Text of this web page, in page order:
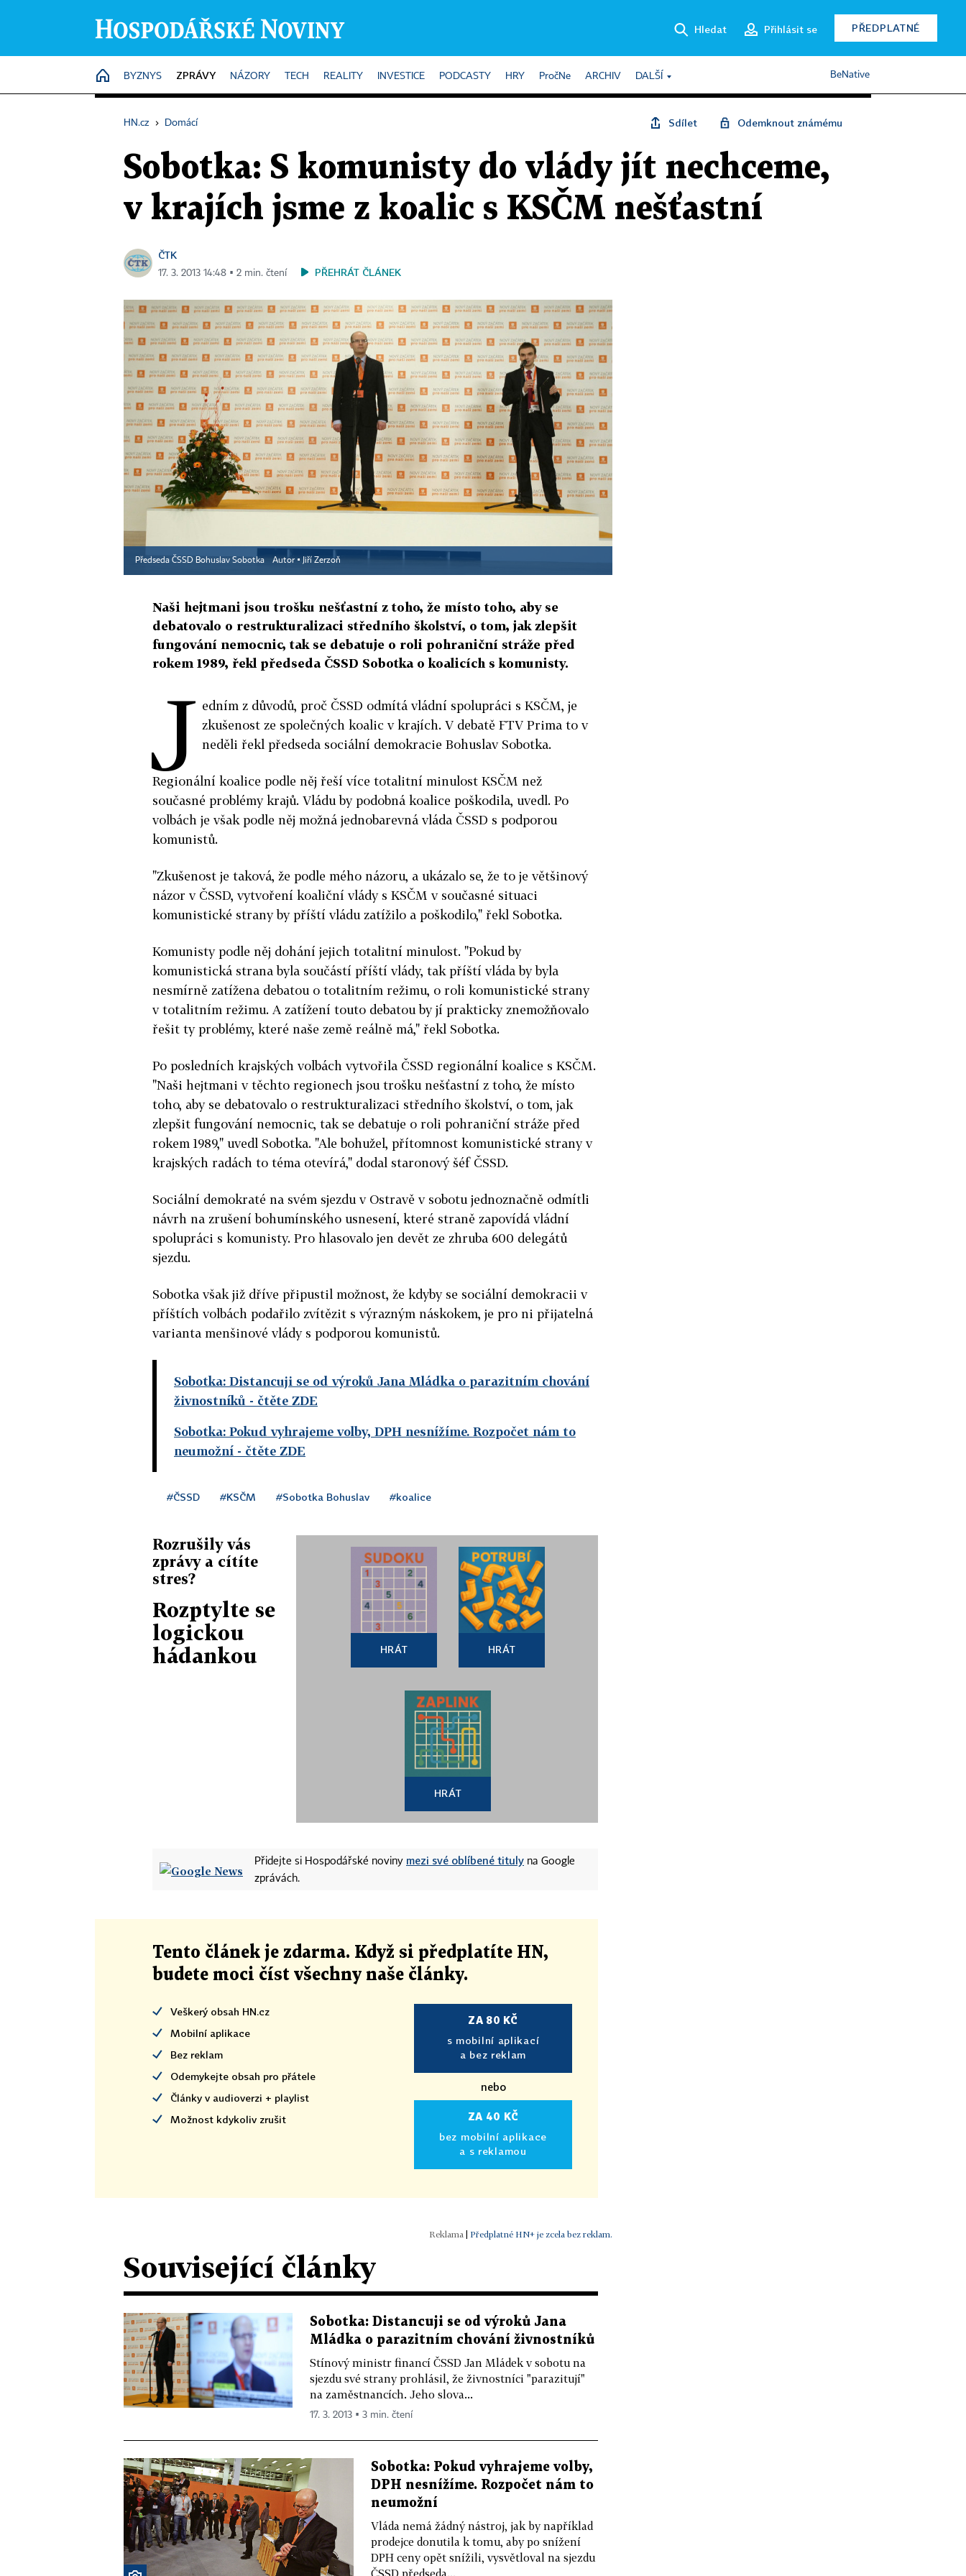
Hledat Přihlásit se PŘEDPLATNÉ
HOME
BYZNYS ZPRÁVY NÁZORY TECH REALITY INVESTICE PODCASTY HRY PročNe ARCHIV DALŠÍ BeNative
HN.cz › Domácí Sdílet Odemknout známému
Sobotka: S komunisty do vlády jít nechceme,
v krajích jsme z koalic s KSČM nešťastní
ČTK
17. 3. 2013 14:48 ▪ 2 min. čtení PŘEHRÁT ČLÁNEK
Předseda ČSSD Bohuslav Sobotka Autor ▪ Jiří Zerzoň
Naši hejtmani jsou trošku nešťastní z toho, že místo toho, aby se
debatovalo o restrukturalizaci středního školství, o tom, jak zlepšit
fungování nemocnic, tak se debatuje o roli pohraniční stráže před
rokem 1989, řekl předseda ČSSD Sobotka o koalicích s komunisty.
J edním z důvodů, proč ČSSD odmítá vládní spolupráci s KSČM, je
zkušenost ze společných koalic v krajích. V debatě FTV Prima to v
neděli řekl předseda sociální demokracie Bohuslav Sobotka.
Regionální koalice podle něj řeší více totalitní minulost KSČM než
současné problémy krajů. Vládu by podobná koalice poškodila, uvedl. Po
volbách je však podle něj možná jednobarevná vláda ČSSD s podporou
komunistů.
"Zkušenost je taková, že podle mého názoru, a ukázalo se, že to je většinový
názor v ČSSD, vytvoření koaliční vlády s KSČM v současné situaci
komunistické strany by příští vládu zatížilo a poškodilo," řekl Sobotka.
Komunisty podle něj dohání jejich totalitní minulost. "Pokud by
komunistická strana byla součástí příští vlády, tak příští vláda by byla
nesmírně zatížena debatou o totalitním režimu, o roli komunistické strany
v totalitním režimu. A zatížení touto debatou by jí prakticky znemožňovalo
řešit ty problémy, které naše země reálně má," řekl Sobotka.
Po posledních krajských volbách vytvořila ČSSD regionální koalice s KSČM.
"Naši hejtmani v těchto regionech jsou trošku nešťastní z toho, že místo
toho, aby se debatovalo o restrukturalizaci středního školství, o tom, jak
zlepšit fungování nemocnic, tak se debatuje o roli pohraniční stráže před
rokem 1989," uvedl Sobotka. "Ale bohužel, přítomnost komunistické strany v
krajských radách to téma otevírá," dodal staronový šéf ČSSD.
Sociální demokraté na svém sjezdu v Ostravě v sobotu jednoznačně odmítli
návrh na zrušení bohumínského usnesení, které straně zapovídá vládní
spolupráci s komunisty. Pro hlasovalo jen devět ze zhruba 600 delegátů
sjezdu.
Sobotka však již dříve připustil možnost, že kdyby se sociální demokracii v
příštích volbách podařilo zvítězit s výrazným náskokem, je pro ni přijatelná
varianta menšinové vlády s podporou komunistů.
Sobotka: Distancuji se od výroků Jana Mládka o parazitním chování
živnostníků - čtěte ZDE
Sobotka: Pokud vyhrajeme volby, DPH nesnížíme. Rozpočet nám to
neumožní - čtěte ZDE
#ČSSD #KSČM #Sobotka Bohuslav #koalice
Rozrušily vás
zprávy a cítíte
stres?
Rozptylte se
logickou
hádankou
HRÁT HRÁT
HRÁT
Přidejte si Hospodářské noviny mezi své oblíbené tituly na Google
zprávách.
Tento článek je zdarma. Když si předplatíte HN,
budete moci číst všechny naše články.
Veškerý obsah HN.cz
Mobilní aplikace
Bez reklam
Odemykejte obsah pro přátele
Články v audioverzi + playlist
Možnost kdykoliv zrušit
ZA 80 KČ
s mobilní aplikací
a bez reklam
nebo
ZA 40 KČ
bez mobilní aplikace
a s reklamou
| Předplatné HN+ je zcela bez reklam.
Související články
Sobotka: Distancuji se od výroků Jana
Mládka o parazitním chování živnostníků
Stínový ministr financí ČSSD Jan Mládek v sobotu na
sjezdu své strany prohlásil, že živnostníci "parazitují"
na zaměstnancích. Jeho slova...
17. 3. 2013 ▪ 3 min. čtení
Sobotka: Pokud vyhrajeme volby,
DPH nesnížíme. Rozpočet nám to
neumožní
Vláda nemá žádný nástroj, jak by například
prodejce donutila k tomu, aby po snížení
DPH ceny opět snížili, vysvětloval na sjezdu
ČSSD předseda...